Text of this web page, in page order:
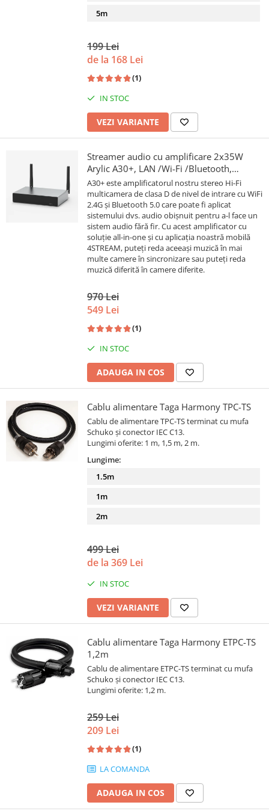
5m
199 Lei
de la 168 Lei
(1)
IN STOC
VEZI VARIANTE
Streamer audio cu amplificare 2x35W
Arylic A30+, LAN /Wi-Fi /Bluetooth,
24bit/192kHz, Multiroom
A30+ este amplificatorul nostru stereo Hi-Fi
multicamera de clasa D de nivel de intrare cu WiFi
2.4G și Bluetooth 5.0 care poate fi aplicat
sistemului dvs. audio obișnuit pentru a-l face un
sistem audio fără fir. Cu acest amplificator cu
soluție all-in-one și cu aplicația noastră mobilă
4STREAM, puteți reda aceeași muzică în mai
multe camere în sincronizare sau puteți reda
muzică diferită în camere diferite.
970 Lei
549 Lei
(1)
IN STOC
ADAUGA IN COS
Cablu alimentare Taga Harmony TPC-TS
Cablu de alimentare TPC-TS terminat cu mufa
Schuko și conector IEC C13.
Lungimi oferite: 1 m, 1,5 m, 2 m.
Lungime:
1.5m
1m
2m
499 Lei
de la 369 Lei
IN STOC
VEZI VARIANTE
Cablu alimentare Taga Harmony ETPC-TS
1,2m
Cablu de alimentare ETPC-TS terminat cu mufa
Schuko și conector IEC C13.
Lungimi oferite: 1,2 m.
259 Lei
209 Lei
(1)
LA COMANDA
ADAUGA IN COS